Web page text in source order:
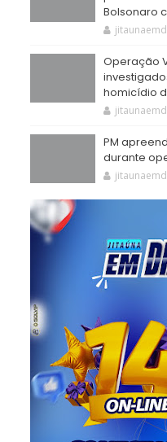
Bolsonaro
Operação
homicídio
PM
durante